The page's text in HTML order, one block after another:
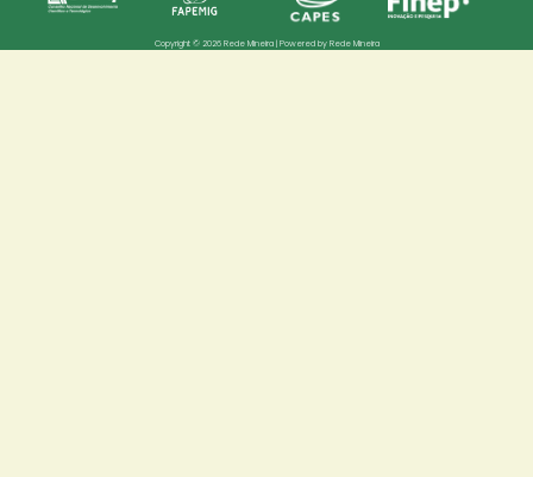
Copyright © 2026 Rede Mineira | Powered by Rede Mineira